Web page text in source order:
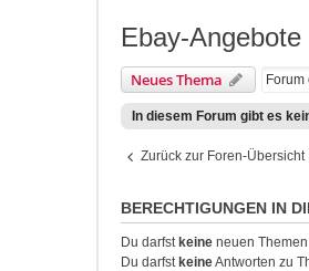
Ebay-Angebote
Neues Thema
In diesem Forum gibt es
Zurück zur Foren-Übersicht
BERECHTIGUNGEN IN
Du darfst keine neuen
Du darfst keineAntworten zu